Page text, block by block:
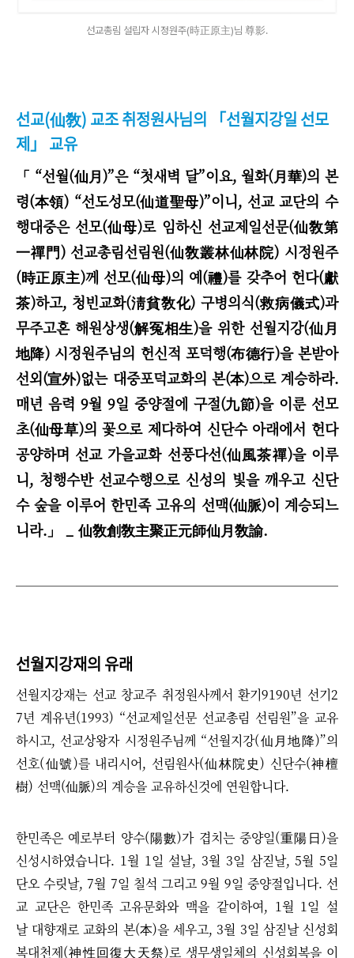
선교총림 설립자 시정원주(時正原主)님 尊影.
선교(仙敎) 교조 취정원사님의 「선월지강일 선모
제」 교유
「 “선월(仙月)”은 “첫새벽 달”이요, 월화(月華)의 본
령(本領) “선도성모(仙道聖母)”이니, 선교 교단의 수
행대중은 선모(仙母)로 임하신 선교제일선문(仙敎第
一禪門) 선교총림선림원(仙敎叢林仙林院) 시정원주
(時正原主)께 선모(仙母)의 예(禮)를 갖추어 헌다(獻
茶)하고, 청빈교화(淸貧敎化) 구병의식(救病儀式)과
무주고혼 해원상생(解冤相生)을 위한 선월지강(仙月
地降) 시정원주님의 헌신적 포덕행(布德行)을 본받아
선외(宣外)없는 대중포덕교화의 본(本)으로 계승하라.
매년 음력 9월 9일 중양절에 구절(九節)을 이룬 선모
초(仙母草)의 꽃으로 제다하여 신단수 아래에서 헌다
공양하며 선교 가을교화 선풍다선(仙風茶禪)을 이루
니, 청행수반 선교수행으로 신성의 빛을 깨우고 신단
수 숲을 이루어 한민족 고유의 선맥(仙脈)이 계승되느
니라. 」 _ 仙敎創敎主聚正元師仙月敎諭.
선월지강재의 유래
선월지강재는 선교 창교주 취정원사께서 환기9190년 선기2
7년 계유년(1993) “선교제일선문 선교총림 선림원”을 교유
하시고, 선교상왕자 시정원주님께 “선월지강(仙月地降)”의
선호(仙號)를 내리시어, 선림원사(仙林院史) 신단수(神檀
樹) 선맥(仙脈)의 계승을 교유하신것에 연원합니다.
한민족은 예로부터 양수(陽數)가 겹치는 중양일(重陽日)을
신성시하였습니다. 1월 1일 설날, 3월 3일 삼짇날, 5월 5일
단오 수릿날, 7월 7일 칠석 그리고 9월 9일 중양절입니다. 선
교 교단은 한민족 고유문화와 맥을 같이하여, 1월 1일 설
날 대향재로 교화의 본(本)을 세우고, 3월 3일 삼짇날 신성회
복대천제(神性回復大天祭)로 생무생일체의 신성회복을 이